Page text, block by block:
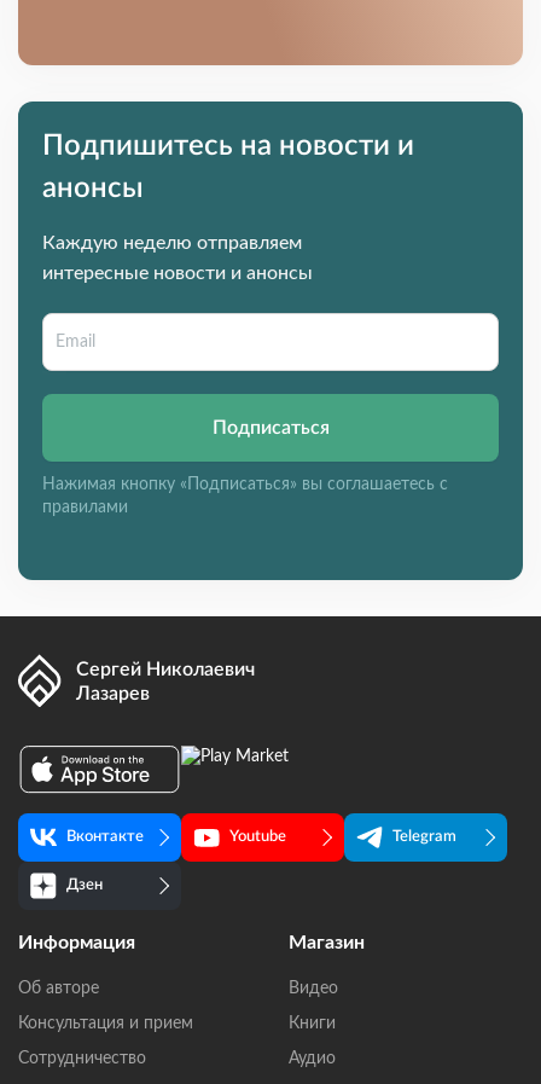
Подпишитесь на новости и
анонсы
Каждую неделю отправляем
интересные новости и анонсы
Подписаться
Нажимая кнопку «Подписаться» вы соглашаетесь с
правилами
Сергей Николаевич
Лазарев
Вконтакте Youtube Telegram
Дзен
Информация
Об авторе
Консультация и прием
Сотрудничество
Магазин
Видео
Книги
Аудио